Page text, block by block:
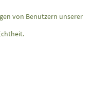
von Benutzern unserer